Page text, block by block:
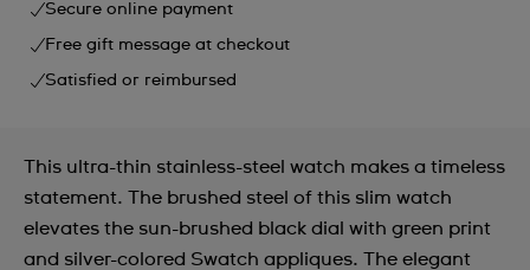
Secure online payment
Free gift message at checkout
Satisfied or reimbursed
This ultra-thin stainless-steel watch makes a timeless
statement. The brushed steel of this slim watch
elevates the sun-brushed black dial with green print
and silver-colored Swatch appliques. The elegant